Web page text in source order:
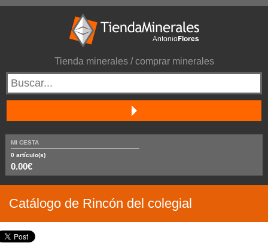
Tienda minerales / comprar minerales
MI CESTA
0 artículo(s)
0.00€
Catálogo de Rincón del colegial